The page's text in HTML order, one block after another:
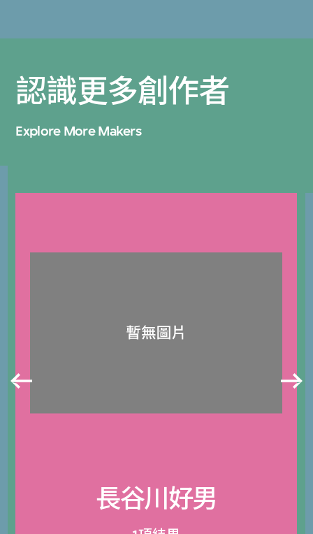
認識更多創作者
Explore More Makers
長谷川好男